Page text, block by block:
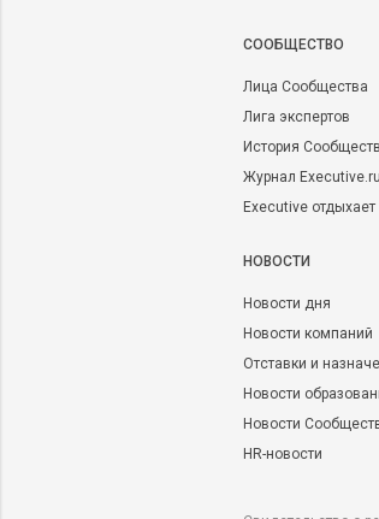
CООБЩЕСТВО
Лица Сообщества
Лига экспертов
История
Журнал Executive.ru
Executive отдыхает
НОВОСТИ
Новости дня
Новости компаний
Отставки и
Новости
Новости
HR-новости